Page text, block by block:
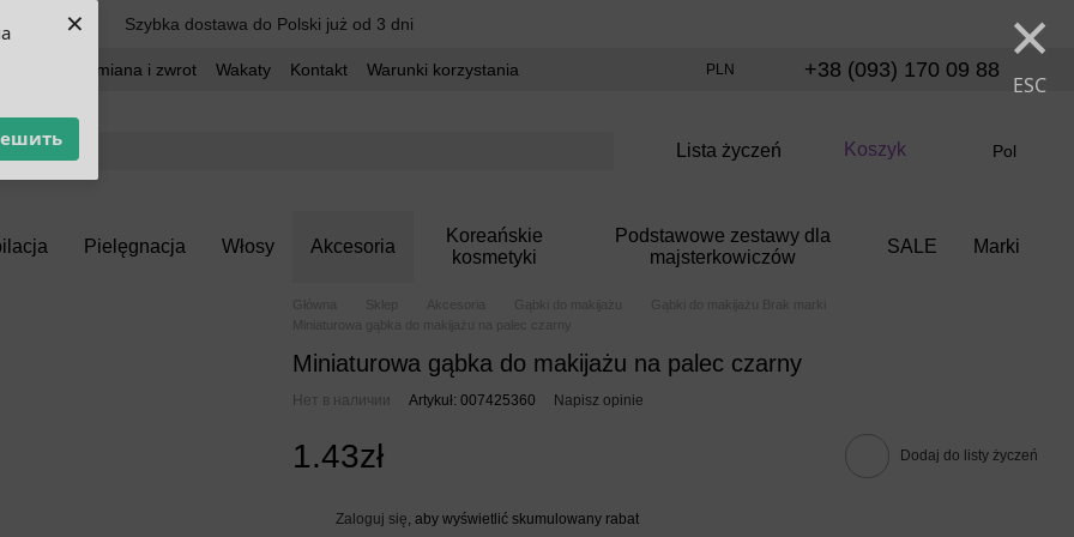
× ×
ESC
Szybka dostawa do Polski już od 3 dni
Wymiana i zwrot Wakaty Kontakt
Warunki korzystania
PLN +38 (093) 170 09 88
Lista życzeń Koszyk Pol
Pielęgnacja Włosy Akcesoria
Koreańskie
kosmetyki
Podstawowe zestawy dla
majsterkowiczów
SALE Marki
Główna Sklep Akcesoria Gąbki do makijażu
Gąbki do makijażu Brak marki
Miniaturowa gąbka do makijażu na palec czarny
Miniaturowa gąbka do makijażu na palec czarny
Нет в наличии Artykuł: 007425360 Napisz opinie
1.43zł Dodaj do listy życzeń
Zaloguj się , aby wyświetlić skumulowany rabat